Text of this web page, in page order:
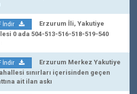
İndir
Erzurum İli, Yakutiye
0 ada 504-513-516-518-519-540
İndir
Erzurum Merkez Yakutiye
sınırları içerisinden geçen
ait ilan askı